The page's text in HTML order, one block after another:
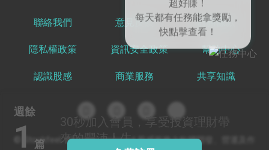
週餘
1 篇
30秒加入會員，享受投資理財帶
來的豐沛人生
聯絡我們 意見反饋 服務條款
隱私權政策 資訊安全政策 幫助中心
認識股感 商業服務 共享知識
© Stockfeel. All rights reserved 股感服務之軟體開發、營運及作
任一文章
出國就缺這咖？股